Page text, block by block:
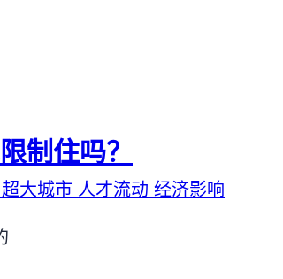
制住吗？
超大城市 人才流动 经济影响